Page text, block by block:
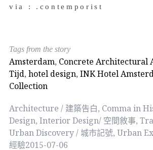
via : .contemporist
Tags from the story
Amsterdam, Concrete Architectural
Tijd, hotel design, INK Hotel
Collection
Architecture / 建築告白, Comma in
Design, Interior Design/ 空間敘事,
Urban Discovery / 城市記號, Urban
經驗2015-07-06